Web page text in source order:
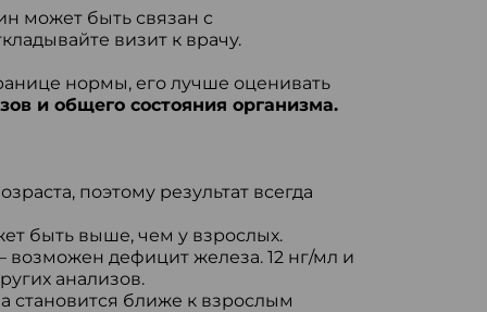
может быть связан с
визит к врачу.
нормы, его лучше оценивать
и общего состояния организма.
поэтому результат всегда
быть выше, чем у взрослых.
дефицит железа. 12 нг/мл и
анализов.
становится ближе к взрослым